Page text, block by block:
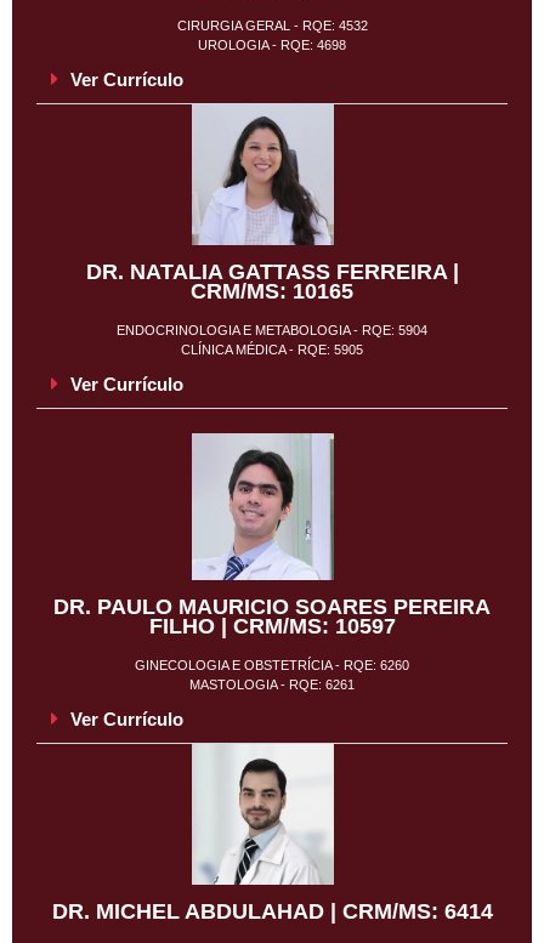
CIRURGIA GERAL - RQE: 4532
UROLOGIA - RQE: 4698
Ver Currículo
DR. NATALIA GATTASS FERREIRA |
CRM/MS: 10165
ENDOCRINOLOGIA E METABOLOGIA - RQE: 5904
CLÍNICA MÉDICA - RQE: 5905
Ver Currículo
DR. PAULO MAURICIO SOARES PEREIRA
FILHO | CRM/MS: 10597
GINECOLOGIA E OBSTETRÍCIA - RQE: 6260
MASTOLOGIA - RQE: 6261
Ver Currículo
DR. MICHEL ABDULAHAD | CRM/MS: 6414